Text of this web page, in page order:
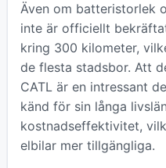
Även om batteristorlek
inte är officiellt
kring 300 kilometer,
de flesta stadsbor. Att
CATL är en intressant
känd för sin långa
kostnadseffektivitet,
elbilar mer tillgängliga.